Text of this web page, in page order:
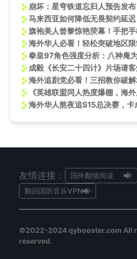
马来西亚如何降低无畏契约延迟
拳皇97角色强度分析：八神庵
友情连接： 国外翻墙阅读
翻回国听音乐VPN
©2022-2024 qybooster.com All
reserved.